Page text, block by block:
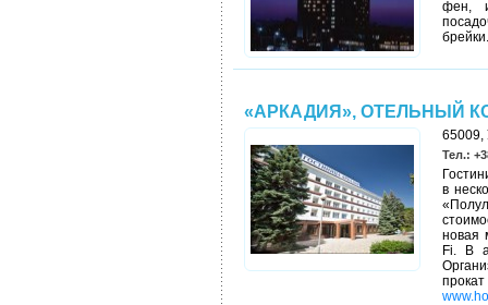
фен,
«АРКАДИЯ», ОТЕЛЬНЫЙ
65009,
Тел.:
в
новая
Fi. В